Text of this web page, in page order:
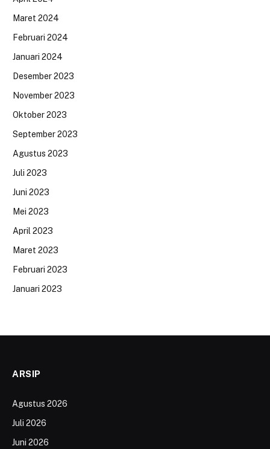
Maret 2024
Februari 2024
Januari 2024
Desember 2023
November 2023
Oktober 2023
September 2023
Agustus 2023
Juli 2023
Juni 2023
Mei 2023
April 2023
Maret 2023
Februari 2023
Januari 2023
ARSIP
Agustus 2026
Juli 2026
Juni 2026